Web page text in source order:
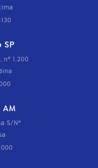
SP
1.200
S/Nº